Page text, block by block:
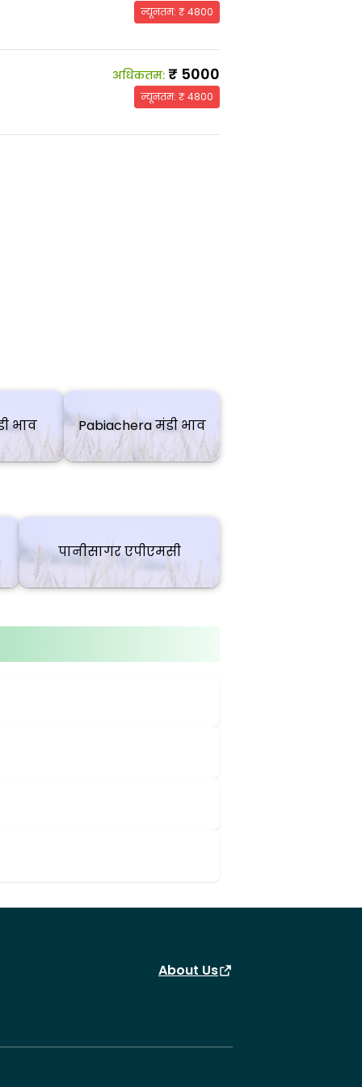
न्यूनतम: ₹4800
अधिकतम: ₹ 5000
न्यूनतम: ₹4800
भाव Pabiachera मंडी भाव
पानीसागर एपीएमसी
About Us